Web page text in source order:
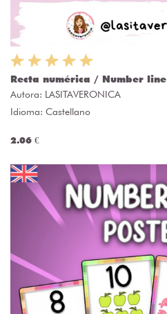
Recta numérica / Number line
Autora: LASITAVERONICA
Idioma: Castellano
2.06 €